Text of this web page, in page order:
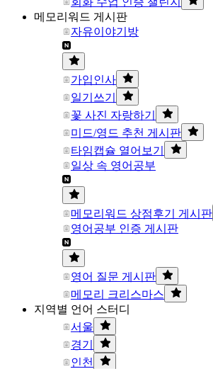
메모리워드 게시판
자유이야기방
가입인사
일기쓰기
꽃 사진 자랑하기
미드/영드 추천 게시판
타임캡슐 열어보기
일상 속 영어공부
메모리워드 상점후기 게시판
영어공부 인증 게시판
영어 질문 게시판
메모리 크리스마스
지역별 언어 스터디
서울
경기
인천